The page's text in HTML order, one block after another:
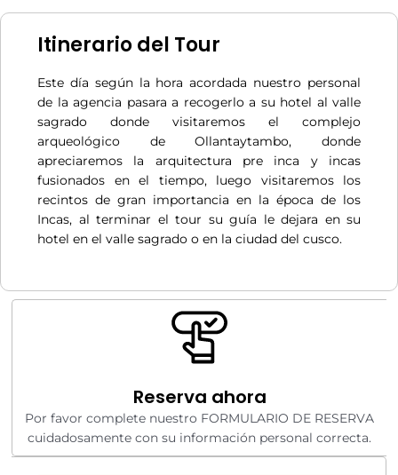
Itinerario del Tour
Este día según la hora acordada nuestro personal
de la agencia pasara a recogerlo a su hotel al valle
sagrado donde visitaremos el complejo
arqueológico de Ollantaytambo, donde
apreciaremos la arquitectura pre inca y incas
fusionados en el tiempo, luego visitaremos los
recintos de gran importancia en la época de los
Incas, al terminar el tour su guía le dejara en su
hotel en el valle sagrado o en la ciudad del cusco.
Reserva ahora
Por favor complete nuestro FORMULARIO DE RESERVA
cuidadosamente con su información personal correcta.